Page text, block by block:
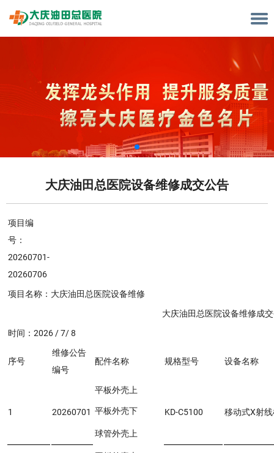
大庆油田总医院设备维修成交公告
项目编
号：
20260701-
20260706
项目名称：大庆油田总医院设备维修
大庆油田总医院设备维修成交公
时间：2026 / 7/ 8
序号
维修公告
编号
配件名称 规格型号 设备名称
1 20260701
平板外壳上
KD-C5100 移动式X射
平板外壳下
球管外壳上